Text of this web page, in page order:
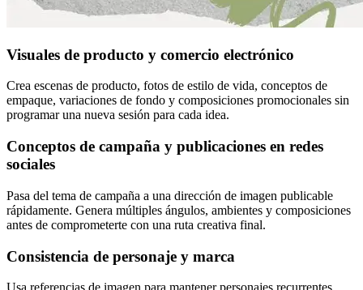
Visuales de producto y comercio electrónico
Crea escenas de producto, fotos de estilo de vida, conceptos de
empaque, variaciones de fondo y composiciones promocionales sin
programar una nueva sesión para cada idea.
Conceptos de campaña y publicaciones en redes
sociales
Pasa del tema de campaña a una dirección de imagen publicable
rápidamente. Genera múltiples ángulos, ambientes y composiciones
antes de comprometerte con una ruta creativa final.
Consistencia de personaje y marca